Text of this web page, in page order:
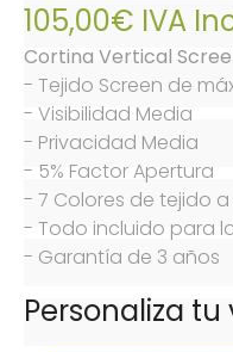
de clientes
105,00€ IVA
Cortina Vertical
- Tejido Screen de
- Visibilidad Media
- Privacidad Media
- 5% Factor Apertura
- 7 Colores de tejido
- Todo incluido para
- Garantía de 3 años
Personaliza